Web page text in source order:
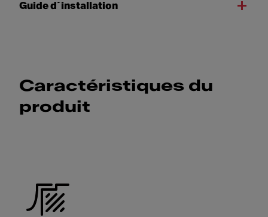
Guide d´installation
Caractéristiques du
produit